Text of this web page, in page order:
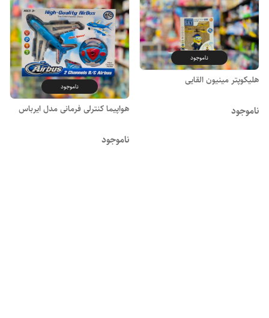
ناموجود
هلیکوپتر مینیون القایی
ناموجود
ناموجود
هواپیما کنترلی فرمانی مدل ایرباس
ناموجود